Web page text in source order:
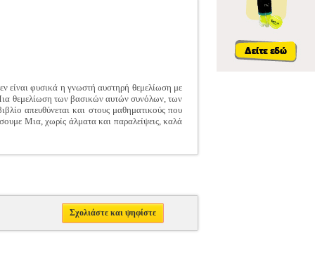
είναι φυσικά η γνωστή αυστηρή θεμελίωση με
θεμελίωση των βασικών αυτών συνόλων, των
απευθύνεται και στους μαθηματικούς που
Μια, χωρίς άλματα και παραλείψεις, καλά
Σχολιάστε και ψηφίστε